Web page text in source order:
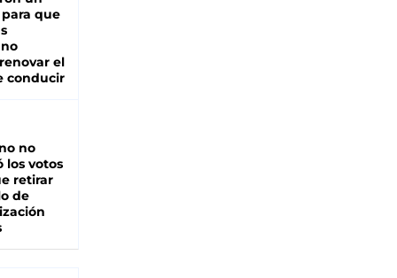
que
el
conducir
no
los votos
retirar
de